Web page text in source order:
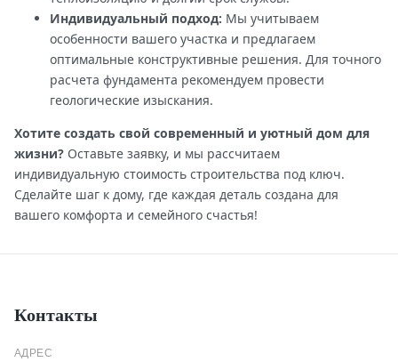
Индивидуальный подход: Мы учитываем
особенности вашего участка и предлагаем
оптимальные конструктивные решения. Для точного
расчета фундамента рекомендуем провести
геологические изыскания.
Хотите создать свой современный и уютный дом для
жизни? Оставьте заявку, и мы рассчитаем
индивидуальную стоимость строительства под ключ.
Сделайте шаг к дому, где каждая деталь создана для
вашего комфорта и семейного счастья!
Контакты
АДРЕС